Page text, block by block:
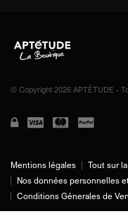
© Copyright 2026 APTÉTUDE -
Mentions légales
Tout sur
Nos données personnelles
Conditions Génerales de